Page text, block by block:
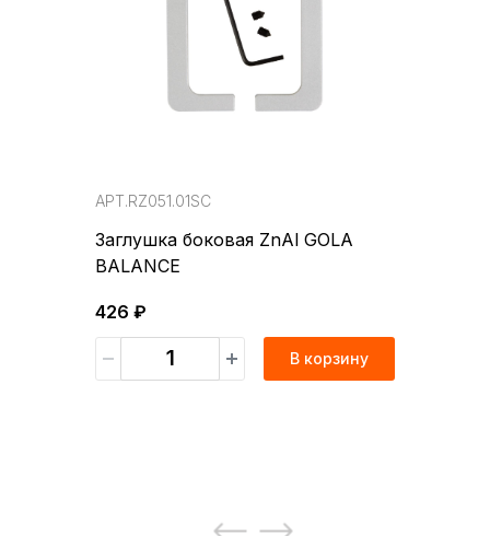
АРТ.RZ051.01SC
Заглушка боковая ZnAl GOLA
BALANCE
426 ₽
В корзину